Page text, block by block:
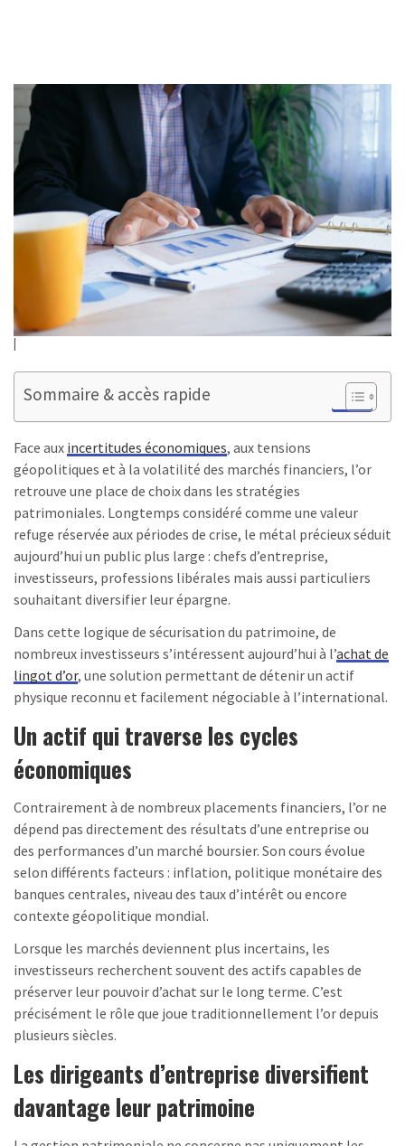
Sommaire & accès rapide
Face aux incertitudes économiques, aux tensions
géopolitiques et à la volatilité des marchés financiers, l’or
retrouve une place de choix dans les stratégies
patrimoniales. Longtemps considéré comme une valeur
refuge réservée aux périodes de crise, le métal précieux séduit
aujourd’hui un public plus large : chefs d’entreprise,
investisseurs, professions libérales mais aussi particuliers
souhaitant diversifier leur épargne.
Dans cette logique de sécurisation du patrimoine, de
nombreux investisseurs s’intéressent aujourd’hui à l’achat de
lingot d’or, une solution permettant de détenir un actif
physique reconnu et facilement négociable à l’international.
Un actif qui traverse les cycles
économiques
Contrairement à de nombreux placements financiers, l’or ne
dépend pas directement des résultats d’une entreprise ou
des performances d’un marché boursier. Son cours évolue
selon différents facteurs : inflation, politique monétaire des
banques centrales, niveau des taux d’intérêt ou encore
contexte géopolitique mondial.
Lorsque les marchés deviennent plus incertains, les
investisseurs recherchent souvent des actifs capables de
préserver leur pouvoir d’achat sur le long terme. C’est
précisément le rôle que joue traditionnellement l’or depuis
plusieurs siècles.
Les dirigeants d’entreprise diversifient
davantage leur patrimoine